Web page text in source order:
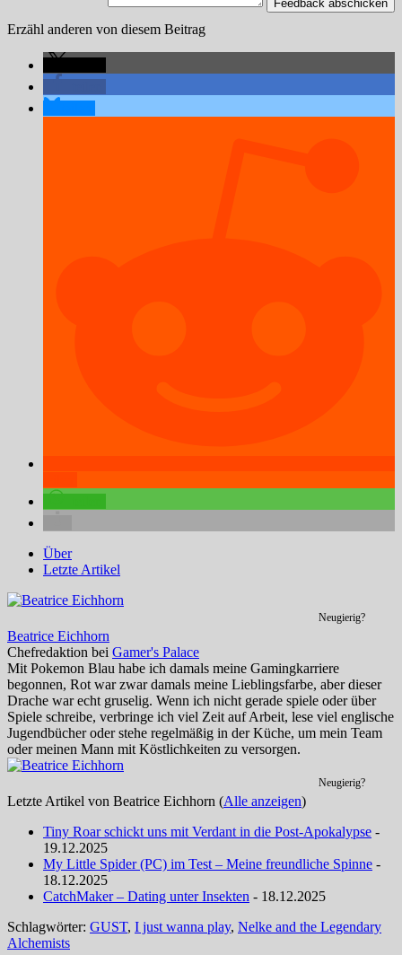
Feedback abschicken
Erzähl anderen von diesem Beitrag
Über
Letzte Artikel
Neugierig?
Beatrice Eichhorn
Chefredaktion bei Gamer's Palace
Mit Pokemon Blau habe ich damals meine Gamingkarriere
begonnen, Rot war zwar damals meine Lieblingsfarbe, aber dieser
Drache war echt gruselig. Wenn ich nicht gerade spiele oder über
Spiele schreibe, verbringe ich viel Zeit auf Arbeit, lese viel englische
Jugendbücher oder stehe regelmäßig in der Küche, um mein Team
oder meinen Mann mit Köstlichkeiten zu versorgen.
Neugierig?
Letzte Artikel von Beatrice Eichhorn (Alle anzeigen)
Tiny Roar schickt uns mit Verdant in die Post-Apokalypse -
19.12.2025
My Little Spider (PC) im Test – Meine freundliche Spinne -
18.12.2025
CatchMaker – Dating unter Insekten - 18.12.2025
Schlagwörter: GUST, I just wanna play, Nelke and the Legendary
Alchemists